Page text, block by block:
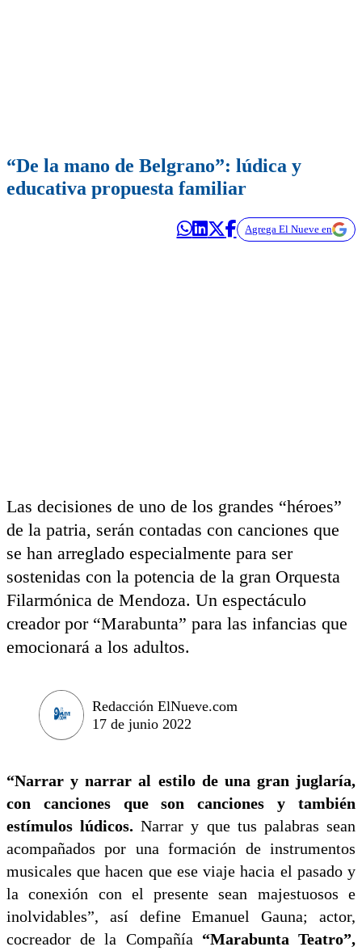
“De la mano de Belgrano”: lúdica y
educativa propuesta familiar
Agrega El Nueve en
Las decisiones de uno de los grandes “héroes”
de la patria, serán contadas con canciones que
se han arreglado especialmente para ser
sostenidas con la potencia de la gran Orquesta
Filarmónica de Mendoza. Un espectáculo
creador por “Marabunta” para las infancias que
emocionará a los adultos.
Redacción ElNueve.com
17 de junio 2022
“Narrar y narrar al estilo de una gran juglaría,
con canciones que son canciones y también
estímulos lúdicos. Narrar y que tus palabras sean
acompañados por una formación de instrumentos
musicales que hacen que ese viaje hacia el pasado y
la conexión con el presente sean majestuosos e
inolvidables”, así define Emanuel Gauna; actor,
cocreador de la Compañía “Marabunta Teatro”,